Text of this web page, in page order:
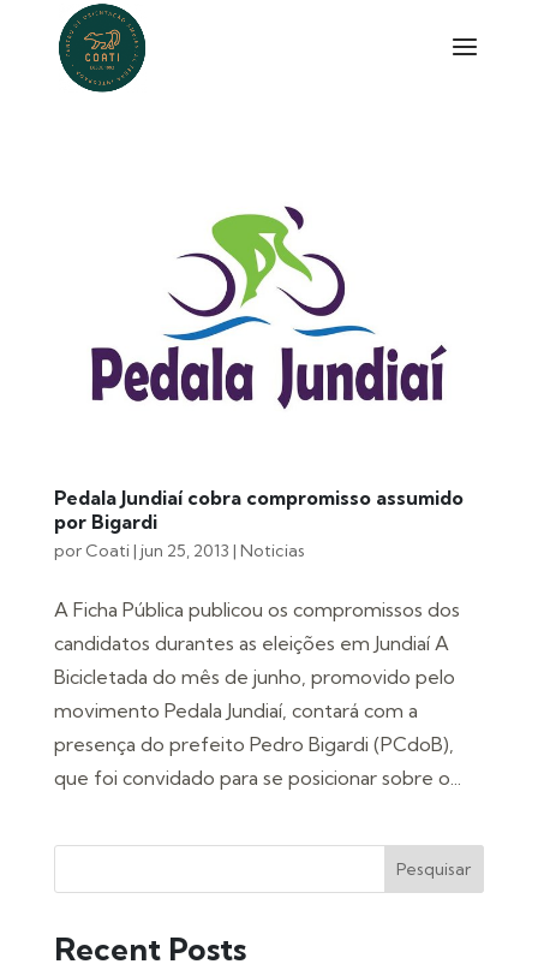
Pedala Jundiaí cobra compromisso assumido
por Bigardi
por Coati| jun 25, 2013 | Noticias
A Ficha Pública publicou os compromissos dos
candidatos durantes as eleições em Jundiaí A
Bicicletada do mês de junho, promovido pelo
movimento Pedala Jundiaí, contará com a
presença do prefeito Pedro Bigardi (PCdoB),
que foi convidado para se posicionar sobre o...
Pesquisar
Recent Posts